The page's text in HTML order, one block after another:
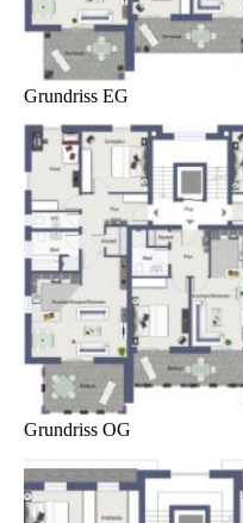
Grundriss EG
Grundriss OG